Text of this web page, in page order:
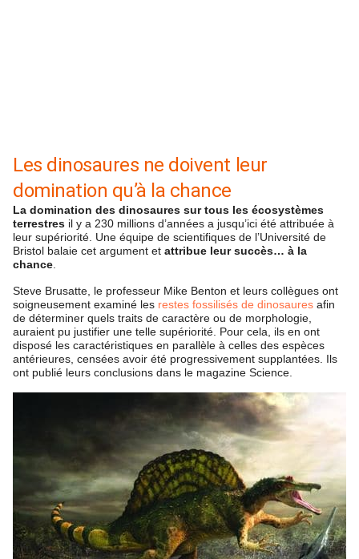
Les dinosaures ne doivent leur
domination qu’à la chance
La domination des dinosaures sur tous les écosystèmes
terrestres il y a 230 millions d’années a jusqu’ici été attribuée à
leur supériorité. Une équipe de scientifiques de l’Université de
Bristol balaie cet argument et attribue leur succès… à la
chance
Steve Brusatte, le professeur Mike Benton et leurs collègues ont
soigneusement examiné les restes fossilisés de dinosaures afin
de déterminer quels traits de caractère ou de morphologie,
auraient pu justifier une telle supériorité. Pour cela, ils en ont
disposé les caractéristiques en parallèle à celles des espèces
antérieures, censées avoir été progressivement supplantées. Ils
ont publié leurs conclusions dans le magazine Science.